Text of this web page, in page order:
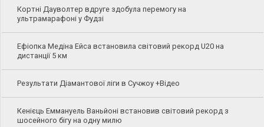
Кортні Дауволтер вдруге здобула перемогу на
ультрамарафоні у Фудзі
Ефіопка Медіна Ейса встановила світовий рекорд U20 на
дистанції 5 км
Результати Діамантової ліги в Сучжоу +Відео
Кенієць Еммануель Ваньйоні встановив світовий рекорд з
шосейного бігу на одну милю